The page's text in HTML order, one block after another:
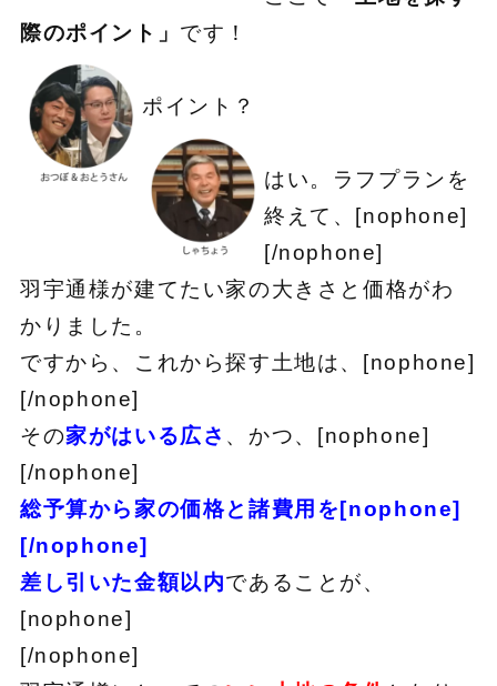
際のポイント」 です！
ポイント？
はい。ラフプランを
終えて、[nophone]
[/nophone]
羽宇通様が建てたい家の大きさと価格がわ
かりました。
ですから、これから探す土地は、[nophone]
[/nophone]
その家がはいる広さ 、かつ、[nophone]
[/nophone]
総予算から家の価格と諸費用を[nophone]
[/nophone]
差し引いた金額以内であることが、
[nophone]
[/nophone]